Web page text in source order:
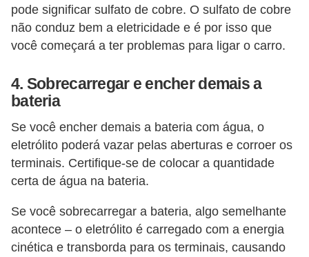
pode significar sulfato de cobre. O sulfato de cobre
não conduz bem a eletricidade e é por isso que
você começará a ter problemas para ligar o carro.
4. Sobrecarregar e encher demais a
bateria
Se você encher demais a bateria com água, o
eletrólito poderá vazar pelas aberturas e corroer os
terminais. Certifique-se de colocar a quantidade
certa de água na bateria.
Se você sobrecarregar a bateria, algo semelhante
acontece – o eletrólito é carregado com a energia
cinética e transborda para os terminais, causando
u
l
o
s
M
o
t
o
s
e
s
c